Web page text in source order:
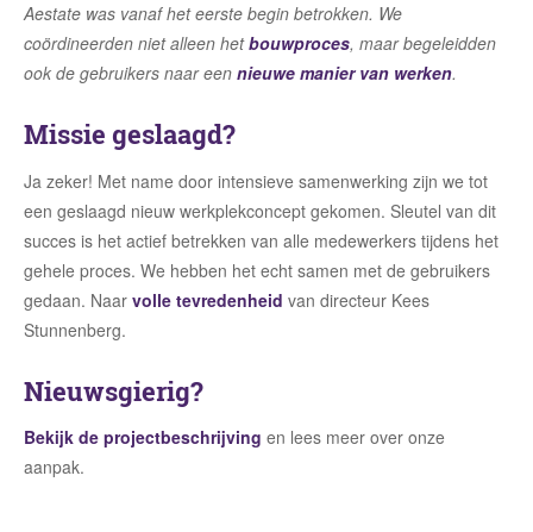
Aestate was vanaf het eerste begin betrokken. We
coördineerden niet alleen hetbouwproces, maar begeleidden
ook de gebruikers naar een nieuwe manier van werken.
Missie geslaagd?
Ja zeker! Met name door intensieve samenwerking zijn we tot
een geslaagd nieuw werkplekconcept gekomen. Sleutel van dit
succes is het actief betrekken van alle medewerkers tijdens het
gehele proces. We hebben het echt samen met de gebruikers
gedaan. Naar volle tevredenheid van directeur Kees
Stunnenberg.
Nieuwsgierig?
Bekijk de projectbeschrijving en lees meer over onze
aanpak.